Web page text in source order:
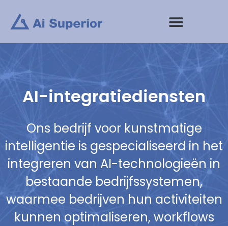
inhoud
AI-integratiediensten
Ons bedrijf voor kunstmatige
intelligentie is gespecialiseerd in het
integreren van AI-technologieën in
bestaande bedrijfssystemen,
waarmee bedrijven hun activiteiten
kunnen optimaliseren, workflows